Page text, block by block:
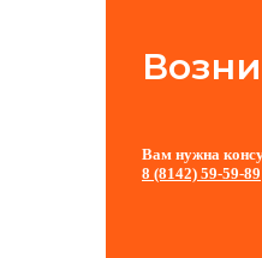
Вам нужна
8 (8142) 59-59-89